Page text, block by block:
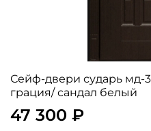
Сейф-двери сударь мд-
грация/ сандал белый
47 300 ₽